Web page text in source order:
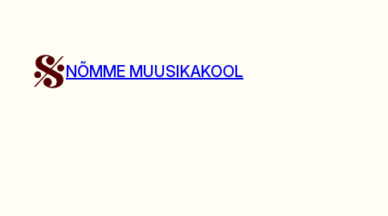
juurde
NÕMME MUUSIKAKOOL